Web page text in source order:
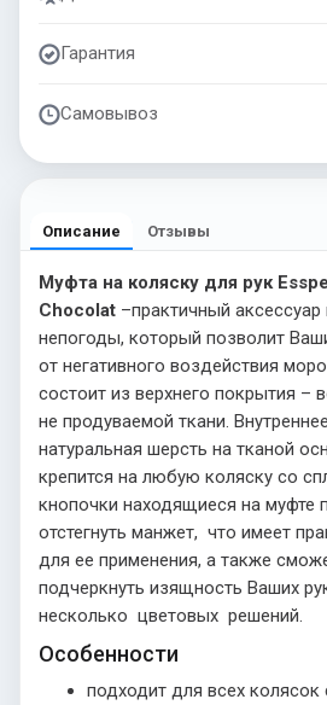
Гарантия
Самовывоз
Описание Отзывы
Муфта на коляску для рук
Chocolat –практичный
непогоды, который позволит
от негативного воздействия
состоит из верхнего покрытия –
не продуваемой ткани.
натуральная шерсть на тканой
крепится на любую коляску со
кнопочки находящиеся на муфте
отстегнуть манжет, что имеет
для ее применения, а также
подчеркнуть изящность Ваших
несколько цветовых решений.
Особенности
подходит для всех